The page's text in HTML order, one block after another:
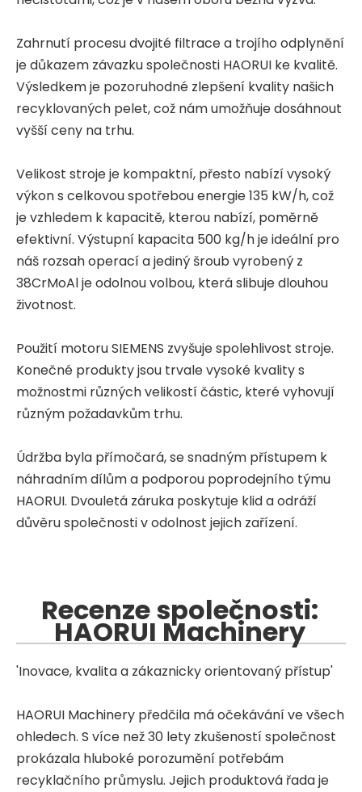
Zahrnutí procesu dvojité filtrace a trojího odplynění
je důkazem závazku společnosti HAORUI ke kvalitě.
Výsledkem je pozoruhodné zlepšení kvality našich
recyklovaných pelet, což nám umožňuje dosáhnout
vyšší ceny na trhu.
Velikost stroje je kompaktní, přesto nabízí vysoký
výkon s celkovou spotřebou energie 135 kW/h, což
je vzhledem k kapacitě, kterou nabízí, poměrně
efektivní. Výstupní kapacita 500 kg/h je ideální pro
náš rozsah operací a jediný šroub vyrobený z
38CrMoAl je odolnou volbou, která slibuje dlouhou
životnost.
Použití motoru SIEMENS zvyšuje spolehlivost stroje.
Konečné produkty jsou trvale vysoké kvality s
možnostmi různých velikostí částic, které vyhovují
různým požadavkům trhu.
Údržba byla přímočará, se snadným přístupem k
náhradním dílům a podporou poprodejního týmu
HAORUI. Dvouletá záruka poskytuje klid a odráží
důvěru společnosti v odolnost jejich zařízení.
Recenze společnosti:
HAORUI Machinery
'Inovace, kvalita a zákaznicky orientovaný přístup'
HAORUI Machinery předčila má očekávání ve všech
ohledech. S více než 30 lety zkušeností společnost
prokázala hluboké porozumění potřebám
recyklačního průmyslu. Jejich produktová řada je